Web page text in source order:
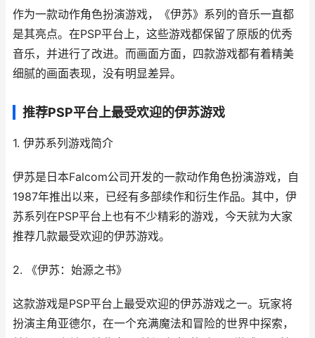
作为一款动作角色扮演游戏，《伊苏》系列的音乐一直都
是其亮点。在PSP平台上，这些游戏都保留了原版的优秀
音乐，并进行了改进。而画面方面，四款游戏都有着精美
细腻的画面表现，没有明显差异。
推荐PSP平台上最受欢迎的伊苏游戏
1. 伊苏系列游戏简介
伊苏是日本Falcom公司开发的一款动作角色扮演游戏，自
1987年推出以来，已经有多部续作和衍生作品。其中，伊
苏系列在PSP平台上也有不少精彩的游戏，今天就为大家
推荐几款最受欢迎的伊苏游戏。
2. 《伊苏：始源之书》
这款游戏是PSP平台上最受欢迎的伊苏游戏之一。玩家将
扮演主角亚德尔，在一个充满魔法和冒险的世界中探索，